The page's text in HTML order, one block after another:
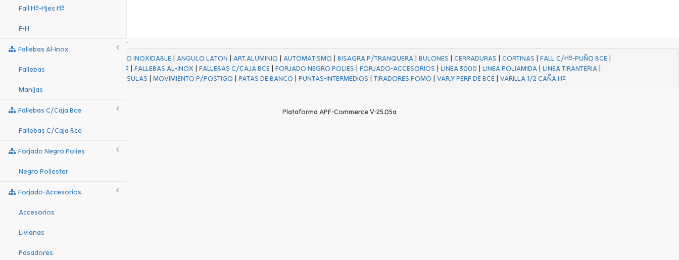
Fall Hº-Hjes Hº
F-H
Fallebas Al-Inox
Fallebas
Manijas
Fallebas C/caja Bce
Fallebas C/caja Bce
Forjado Negro Polies
Negro Poliester
Forjado-Accesorios
Accesorios
Livianas
Pasadores
ACERO INOXIDABLE| ANGULO LATON | ART.ALUMINIO | AUTOMATISMO | BISAGRA P/TRANQUERA| BULONES | CERRADURAS | CORTINAS | FALL C/Hº-PUÑO BCE|
FALL Hº-HJES Hº |FALLEBAS AL-INOX |FALLEBAS C/CAJA BCE |FORJADO NEGRO POLIES |FORJADO-ACCESORIOS |LINEA 3000 |LINEA POLIAMIDA |LINEA TIRANTERIA |
MENSULAS | MOVIMIENTO P/POSTIGO | PATAS DE BANCO | PUNTAS-INTERMEDIOS | TIRADORES POMO | VAR.Y PERF DE BCE| VARILLA 1/2 CAÑA Hº
Plataforma APF-Commerce V-25.05a